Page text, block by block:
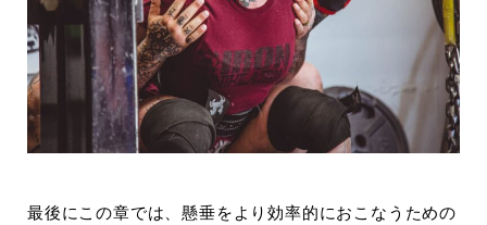
最後にこの章では、懸垂をより効率的におこなうための